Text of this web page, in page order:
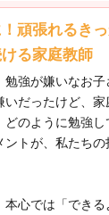
頑張れるきっ
る家庭教師
強が嫌いなお
いだったけど、
どのように勉強
ントが、私たち
心では「できる